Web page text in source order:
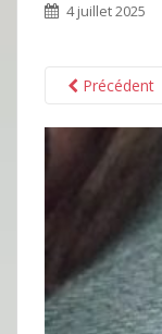
4 juillet 2025
Précédent